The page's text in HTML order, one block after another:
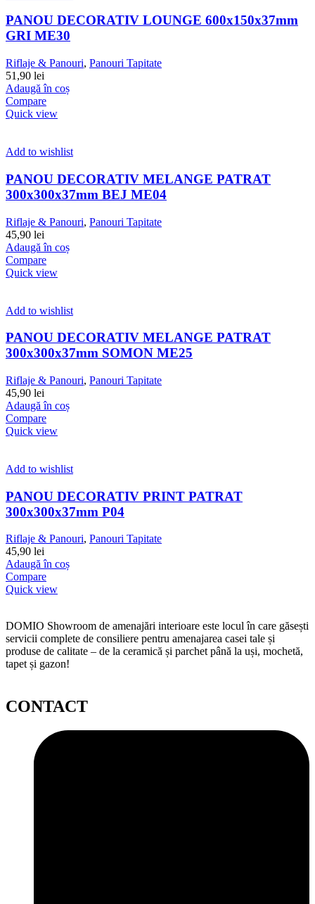
PANOU DECORATIV LOUNGE 600x150x37mm
GRI ME30
Riflaje & Panouri, Panouri Tapitate
51,90 lei
Adaugă în coș
Compare
Quick view
Add to wishlist
PANOU DECORATIV MELANGE PATRAT
300x300x37mm BEJ ME04
Riflaje & Panouri, Panouri Tapitate
45,90 lei
Adaugă în coș
Compare
Quick view
Add to wishlist
PANOU DECORATIV MELANGE PATRAT
300x300x37mm SOMON ME25
Riflaje & Panouri, Panouri Tapitate
45,90 lei
Adaugă în coș
Compare
Quick view
Add to wishlist
PANOU DECORATIV PRINT PATRAT
300x300x37mm P04
Riflaje & Panouri, Panouri Tapitate
45,90 lei
Adaugă în coș
Compare
Quick view
DOMIO Showroom de amenajări interioare este locul în care găsești
servicii complete de consiliere pentru amenajarea casei tale și
produse de calitate – de la ceramică și parchet până la uși, mochetă,
tapet și gazon!
CONTACT